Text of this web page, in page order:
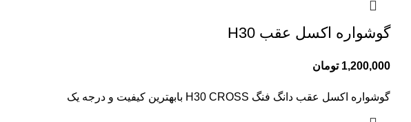
گوشواره اکسل عقب H30
1,200,000 تومان
گوشواره اکسل عقب دانگ فنگ H30 CROSS بابهترین کیفیت و درجه یک